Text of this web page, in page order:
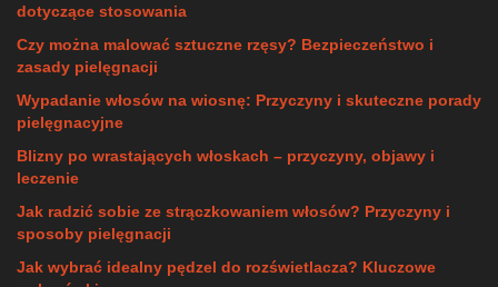
dotyczące stosowania
Czy można malować sztuczne rzęsy? Bezpieczeństwo i
zasady pielęgnacji
Wypadanie włosów na wiosnę: Przyczyny i skuteczne porady
pielęgnacyjne
Blizny po wrastających włoskach – przyczyny, objawy i
leczenie
Jak radzić sobie ze strączkowaniem włosów? Przyczyny i
sposoby pielęgnacji
Jak wybrać idealny pędzel do rozświetlacza? Kluczowe